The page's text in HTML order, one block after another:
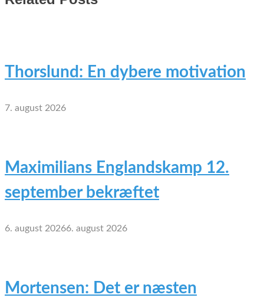
Thorslund: En dybere motivation
7. august 2026
Maximilians Englandskamp 12.
september bekræftet
6. august 20266. august 2026
Mortensen: Det er næsten